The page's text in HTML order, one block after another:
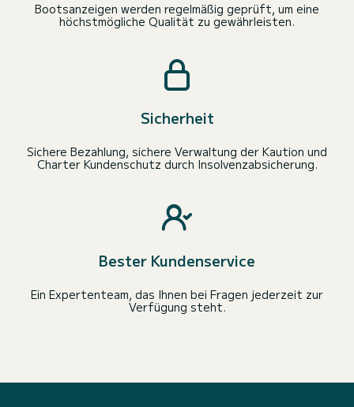
Bootsanzeigen werden regelmäßig geprüft, um eine
höchstmögliche Qualität zu gewährleisten.
Sicherheit
Sichere Bezahlung, sichere Verwaltung der Kaution und
Charter Kundenschutz durch Insolvenzabsicherung.
Bester Kundenservice
Ein Expertenteam, das Ihnen bei Fragen jederzeit zur
Verfügung steht.